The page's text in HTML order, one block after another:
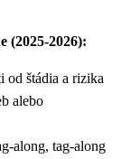
(2025-2026):
od štádia a rizika
alebo
along, tag-along